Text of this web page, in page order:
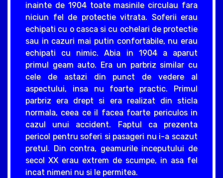
inainte de 1904 toate masinile circulau fara
niciun fel de protectie vitrata. Soferii erau
echipati cu o casca si cu ochelari de protectie
sau in cazuri mai putin confortabile, nu erau
echipati cu nimic. Abia in 1904 a aparut
primul geam auto. Era un parbriz similar cu
cele de astazi din punct de vedere al
aspectului, insa nu foarte practic. Primul
parbriz era drept si era realizat din sticla
normala, ceea ce il facea foarte periculos in
cazul unui accident. Faptul ca prezenta
pericol pentru soferi si pasageri nu i-a scazut
pretul. Din contra, geamurile inceputului de
secol XX erau extrem de scumpe, in asa fel
incat nimeni nu si le permitea.